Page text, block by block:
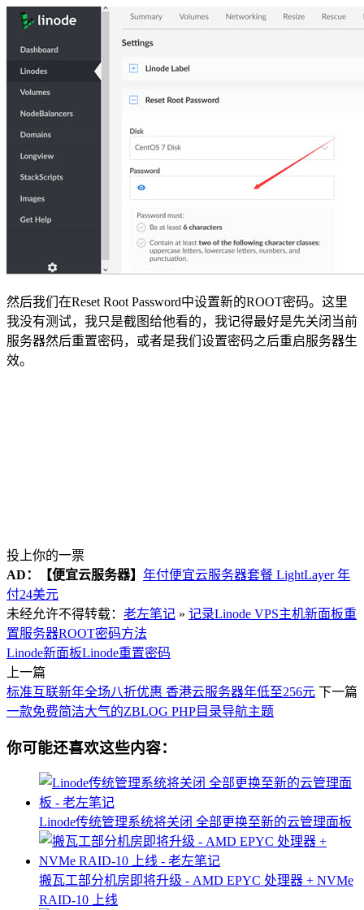
然后我们在Reset Root Password中设置新的ROOT密码。这里
我没有测试，我只是截图给他看的，我记得最好是先关闭当前
服务器然后重置密码，或者是我们设置密码之后重启服务器生
效。
投上你的一票
AD：
【便宜云服务器】 年付便宜云服务器套餐 LightLayer 年
付24美元
未经允许不得转载： 老左笔记 » 记录Linode VPS主机新面板重
置服务器ROOT密码方法
Linode新面板Linode重置密码
上一篇
标准互联新年全场八折优惠 香港云服务器年低至256元 下一篇
一款免费简洁大气的ZBLOG PHP目录导航主题
你可能还喜欢这些内容：
Linode传统管理系统将关闭 全部更换至新的云管理面板
搬瓦工部分机房即将升级 - AMD EPYC 处理器 + NVMe
RAID-10 上线